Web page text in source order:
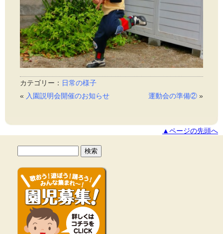
カテゴリー： 日常の様子
« 入園説明会開催のお知らせ 運動会の準備② »
▲ページの先頭へ